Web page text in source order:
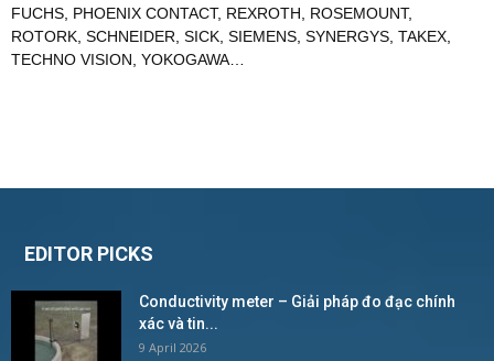
FUCHS PHOENIX CONTACT, REXROTH ROSEMOUNT,
ROTORK SCHNEIDER SICK SIEMENS SYNERGYS TAKEX
TECHNO VISION YOKOGAWA
EDITOR PICKS
Conductivity meter – Giải pháp đo đạc chính
xác và tin...
9 April 2026